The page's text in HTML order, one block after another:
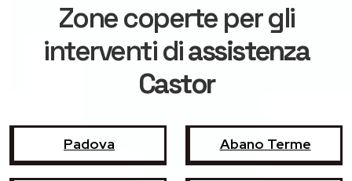
Zone coperte per gli
interventi diassistenza
Castor
Padova Abano Terme